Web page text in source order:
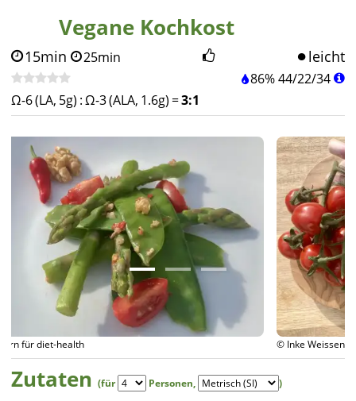
Vegane Kochkost
15min 25min leicht
86%44/22/34
Ω-6 (LA, 5g) :Ω-3 (ALA, 1.6g) =3:1
© Inke Weissenborn für diet-health
Zutaten (für Personen, )